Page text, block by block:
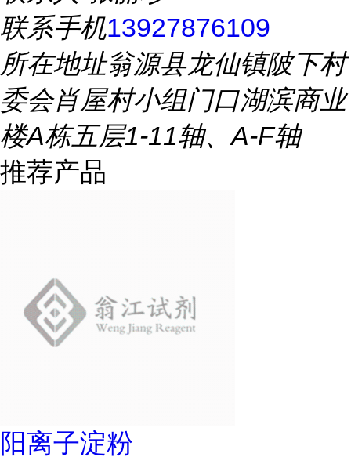
联系手机13927876109
所在地址翁源县龙仙镇陂下村
委会肖屋村小组门口湖滨商业
楼A栋五层1-11轴、A-F轴
推荐产品
阳离子淀粉